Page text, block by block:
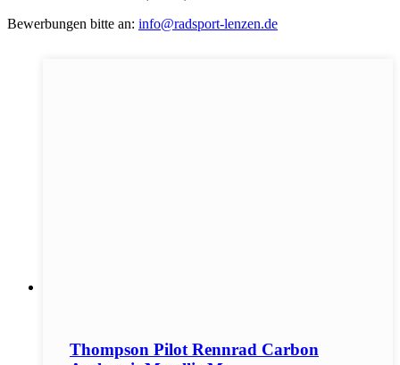
Bewerbungen bitte an: info@radsport-lenzen.de
Thompson Pilot Rennrad Carbon